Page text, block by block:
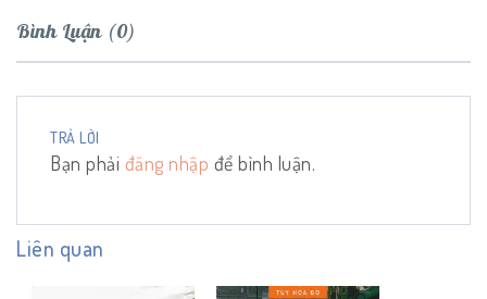
Bình Luận (0)
TRẢ LỜI
Bạn phải đăng nhập để bình luận.
Liên quan